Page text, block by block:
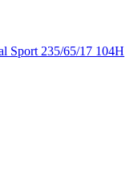
Sport 235/65/17 104H